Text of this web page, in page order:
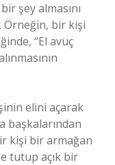
şey almasını
Örneğin, bir kişi
“El avuç
elini açarak
başkalarından
kişi bir armağan
tutup açık bir